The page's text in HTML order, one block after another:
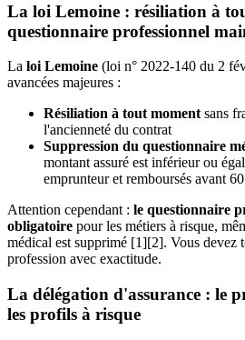
La loi Lemoine : résiliation à
questionnaire professionnel
La loi Lemoine (loi n° 2022-140 du 2
avancées majeures :
Résiliation à tout moment sans
l'ancienneté du contrat
Suppression du questionnaire
montant assuré est inférieur ou
emprunteur et remboursés avant
Attention cependant : le questionnaire
obligatoire pour les métiers à risque,
médical est supprimé [1][2]. Vous devez
profession avec exactitude.
La délégation d'assurance : le
les profils à risque